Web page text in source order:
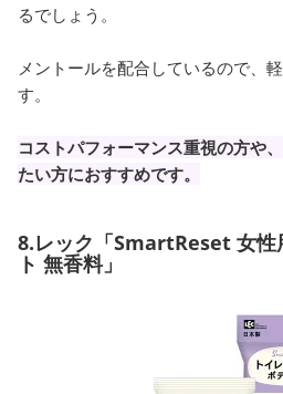
るでしょう。
メントールを配合しているので、
す。
コストパフォーマンス重視の方や
たい方におすすめです。
8.レック「SmartReset 女性
ト 無香料」